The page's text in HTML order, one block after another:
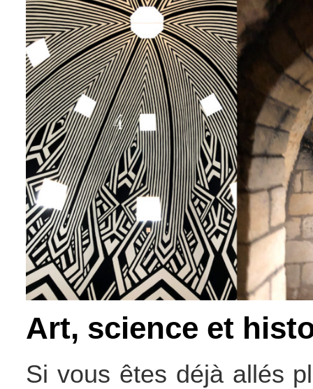
Art, science et
Si vous êtes déjà allés